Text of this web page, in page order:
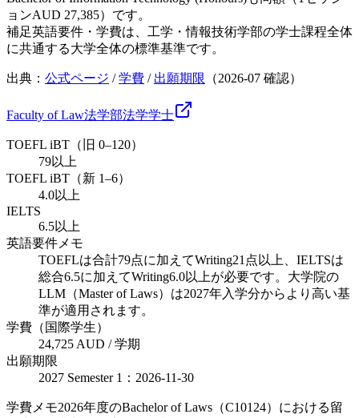
ョンAUD 27,385）です。
補足英語要件・学費は、工学・情報技術学部の学士課程全体
に共通する大学全体の標準基準です。
出典： 公式ページ /学費 / 出願期限 （2026-07 確認）
Faculty of Law法学部法学学士
TOEFL iBT（旧 0–120）
79以上
TOEFL iBT（新 1–6）
4.0以上
IELTS
6.5以上
英語要件メモ
TOEFLは合計79点に加えてWriting21点以上、IELTSは
総合6.5に加えてWriting6.0以上が必要です。大学院の
LLM（Master of Laws）は2027年入学分からより高い基
準が適用されます。
学費（国際学生）
24,725 AUD / 学期
出願期限
2027 Semester 1：2026-11-30
学費メモ2026年度のBachelor of Laws（C10124）における留